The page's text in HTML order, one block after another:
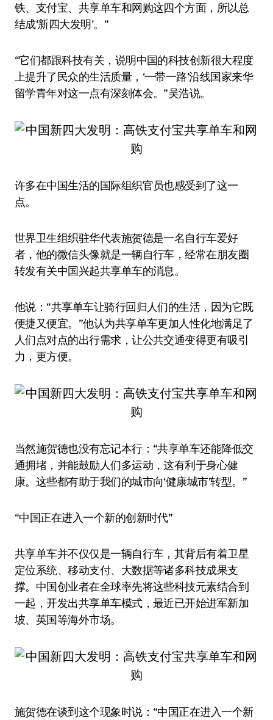
铁、支付宝、共享单车和网购这四个方面，所以总
结成‘新四大发明’。”
“它们都跟科技有关，说明中国的科技创新很大程度
上提升了民众的生活质量，‘一带一路’沿线国家来华
留学青年对这一点有深刻体会。”吴浩说。
许多在中国生活的国际组织官员也感受到了这一
点。
世界卫生组织驻华代表施贺德是一名自行车爱好
者，他的微信头像就是一辆自行车，经常在朋友圈
转发有关中国兴起共享单车的消息。
他说：“共享单车让骑行回归人们的生活，因为它既
便捷又便宜。”他认为共享单车更加人性化地满足了
人们点对点的出行需求，让公共交通变得更有吸引
力，更方便。
当然施贺德也没有忘记本行：“共享单车还能降低交
通拥堵，并能鼓励人们多运动，这有利于身心健
康。这些都有助于我们的城市向‘健康城市’转型。”
“中国正在进入一个新的创新时代”
共享单车并不仅仅是一辆自行车，其背后有着卫星
定位系统、移动支付、大数据等诸多科技成果支
撑。中国创业者在全球率先将这些科技元素结合到
一起，开发出共享单车模式，最近已开始进军新加
坡、英国等海外市场。
施贺德在谈到这个现象时说：“中国正在进入一个新